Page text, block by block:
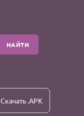
НАЙТИ
Скачать .APK